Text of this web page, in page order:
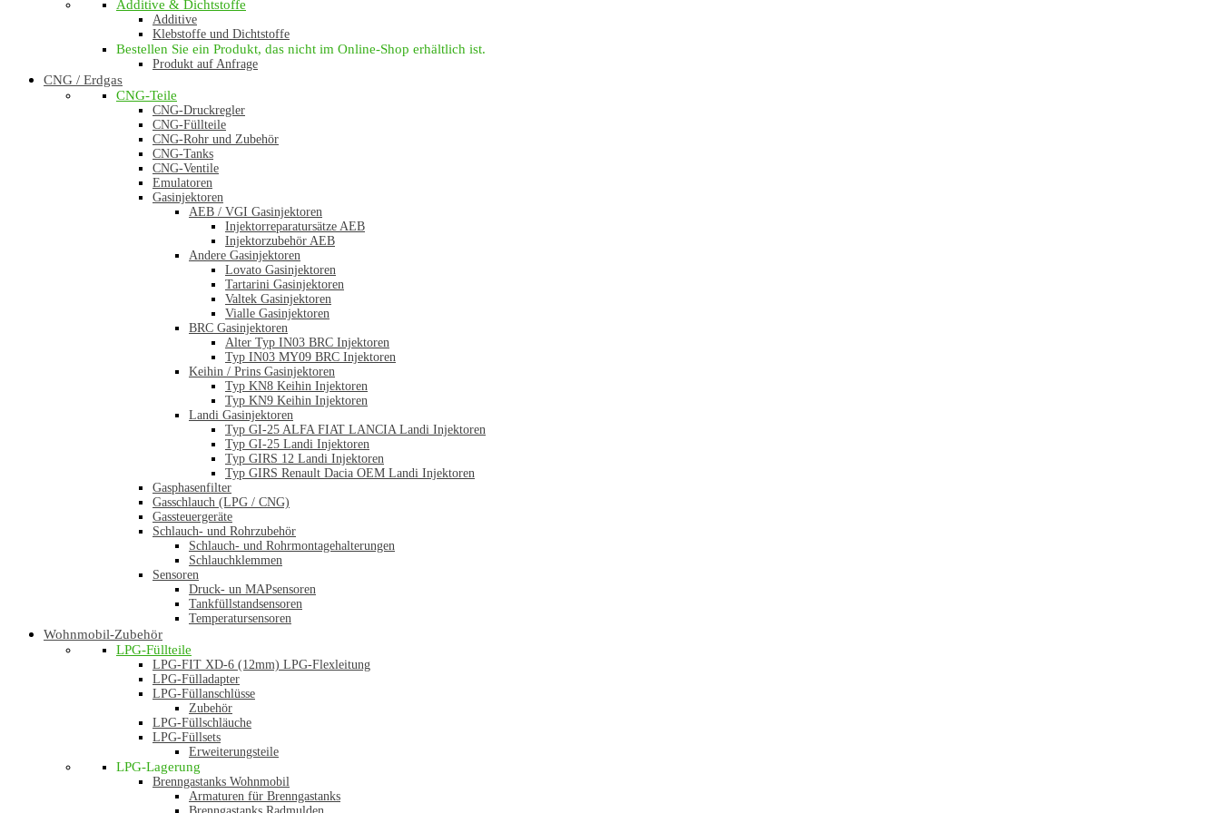
Additive & Dichtstoffe
Additive
Klebstoffe und Dichtstoffe
Bestellen Sie ein Produkt, das nicht im Online-Shop erhältlich ist.
Produkt auf Anfrage
CNG / Erdgas
CNG-Teile
CNG-Druckregler
CNG-Füllteile
CNG-Rohr und Zubehör
CNG-Tanks
CNG-Ventile
Emulatoren
Gasinjektoren
AEB / VGI Gasinjektoren
Injektorreparatursätze AEB
Injektorzubehör AEB
Andere Gasinjektoren
Lovato Gasinjektoren
Tartarini Gasinjektoren
Valtek Gasinjektoren
Vialle Gasinjektoren
BRC Gasinjektoren
Alter Typ IN03 BRC Injektoren
Typ IN03 MY09 BRC Injektoren
Keihin / Prins Gasinjektoren
Typ KN8 Keihin Injektoren
Typ KN9 Keihin Injektoren
Landi Gasinjektoren
Typ GI-25 ALFA FIAT LANCIA Landi Injektoren
Typ GI-25 Landi Injektoren
Typ GIRS 12 Landi Injektoren
Typ GIRS Renault Dacia OEM Landi Injektoren
Gasphasenfilter
Gasschlauch (LPG / CNG)
Gassteuergeräte
Schlauch- und Rohrzubehör
Schlauch- und Rohrmontagehalterungen
Schlauchklemmen
Sensoren
Druck- un MAPsensoren
Tankfüllstandsensoren
Temperatursensoren
Wohnmobil-Zubehör
LPG-Füllteile
LPG-FIT XD-6 (12mm) LPG-Flexleitung
LPG-Fülladapter
LPG-Füllanschlüsse
Zubehör
LPG-Füllschläuche
LPG-Füllsets
Erweiterungsteile
LPG-Lagerung
Brenngastanks Wohnmobil
Armaturen für Brenngastanks